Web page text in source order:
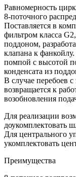
Равномерность
8-поточного
Поставляется в
фильтром класса
поддоном,
клапана к
помпой с высотой
конденсата из
В случае перебоев
возвращается к
возобновления
Для реализации
доукомплектовать
Для центрального
укомплектовать
Преимущества